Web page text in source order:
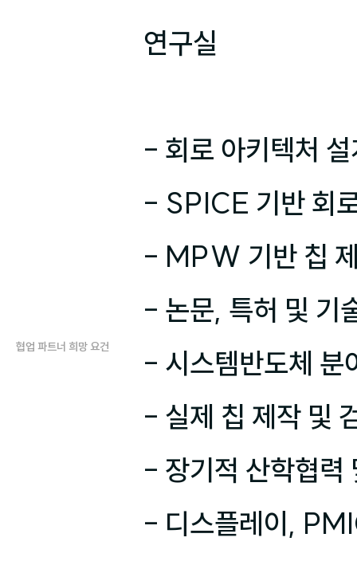
연구실
- 회로 아키텍처
- SPICE 기반 회
- MPW 기반 칩
- 논문, 특허 및 기
협업 파트너 희망 요건
- 시스템반도체 분
- 실제 칩 제작 및
- 장기적 산학협력
- 디스플레이,